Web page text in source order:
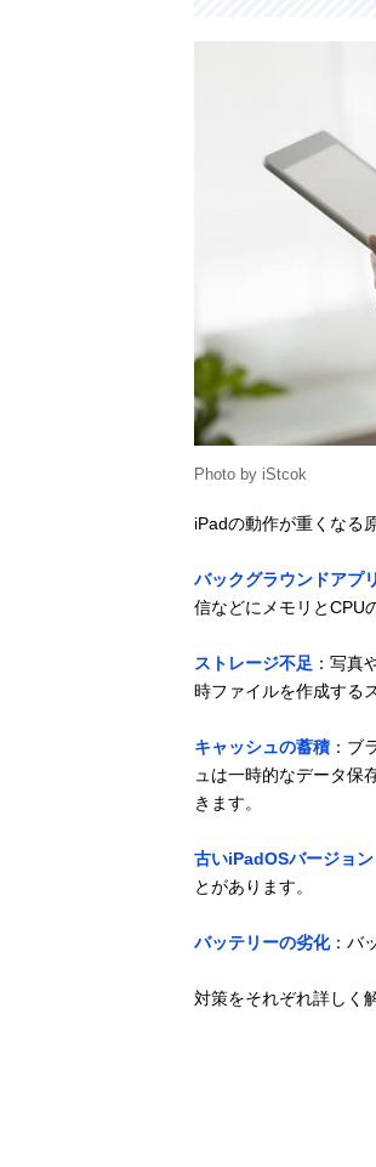
Photo by iStcok
iPadの動作が重くなる
バックグラウンドアプ
信などにメモリとCPU
ストレージ不足 ：写真
時ファイルを作成する
キャッシュの蓄積：ブ
ュは一時的なデータ保
きます。
古いiPadOSバージョン
とがあります。
バッテリーの劣化：バ
対策をそれぞれ詳しく